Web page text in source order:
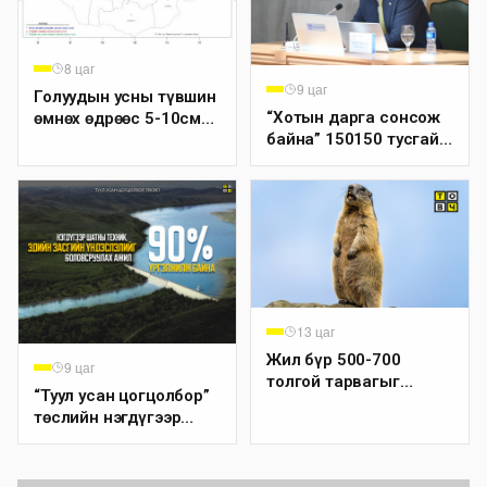
8 цаг
Голуудын усны түвшин
өмнөх өдрөөс 5-10см
9 цаг
“Хотын дарга сонсож
байна” 150150 тусгай
дугаарыг наймдугаар
сарын 14-нөөс
ажиллуулж эхэлнэ
9 цаг
“Туул усан цогцолбор”
төслийн нэгдүгээр
шатны ТЭЗҮ-ийг
хувийн гүйцэтгэлтэй
13 цаг
Жил бүр 500-700
толгой тарвагыг